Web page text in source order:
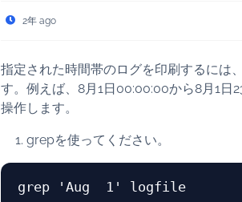
2年 ago
指定された時間帯のログを印刷するには
す。例えば、8月1日00:00:00から8月1日
操作します。
grepを使ってください。